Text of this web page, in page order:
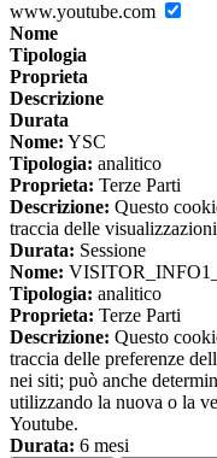
www.youtube.com
Nome
Tipologia
Proprieta
Descrizione
Durata
Nome: YSC
Tipologia: analitico
Proprieta: Terze Parti
Descrizione: Questo
traccia delle
Durata: Sessione
Nome:
Tipologia: analitico
Proprieta: Terze Parti
Descrizione: Questo
traccia delle preferenze
nei siti; può anche
utilizzando la nuova o la
Youtube.
Durata: 6 mesi